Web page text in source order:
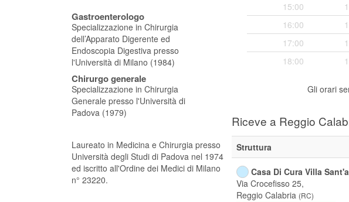
Gastroenterologo
Specializzazione in Chirurgia
dell’Apparato Digerente ed
Endoscopia Digestiva presso
l'Università di Milano (1984)
Chirurgo generale
Specializzazione in Chirurgia
Generale presso l'Università di
Padova (1979)
Laureato in Medicina e Chirurgia presso
Università degli Studi di Padova nel 1974
ed iscritto all'Ordine dei Medici di Milano
n° 23220.
15:00
16:00
17:00
18:00
Gli orari
Riceve a Reggio
Struttura
Casa Di Cura Villa
Via Crocefisso 25,
Reggio Calabria (RC)